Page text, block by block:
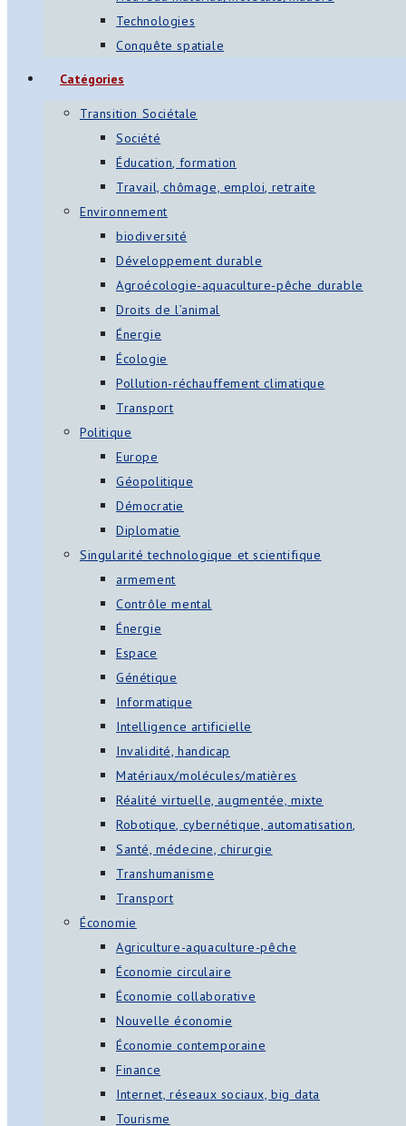
Technologies
Conquête spatiale
Catégories
Transition Sociétale
Société
Éducation, formation
Travail, chômage, emploi, retraite
Environnement
biodiversité
Développement durable
Agroécologie-aquaculture-pêche durable
Droits de l’animal
Énergie
Écologie
Pollution-réchauffement climatique
Transport
Politique
Europe
Géopolitique
Démocratie
Diplomatie
Singularité technologique et scientifique
armement
Contrôle mental
Énergie
Espace
Génétique
Informatique
Intelligence artificielle
Invalidité, handicap
Matériaux/molécules/matières
Réalité virtuelle, augmentée, mixte
Robotique, cybernétique, automatisation,
Santé, médecine, chirurgie
Transhumanisme
Transport
Économie
Agriculture-aquaculture-pêche
Économie circulaire
Économie collaborative
Nouvelle économie
Économie contemporaine
Finance
Internet, réseaux sociaux, big data
Tourisme